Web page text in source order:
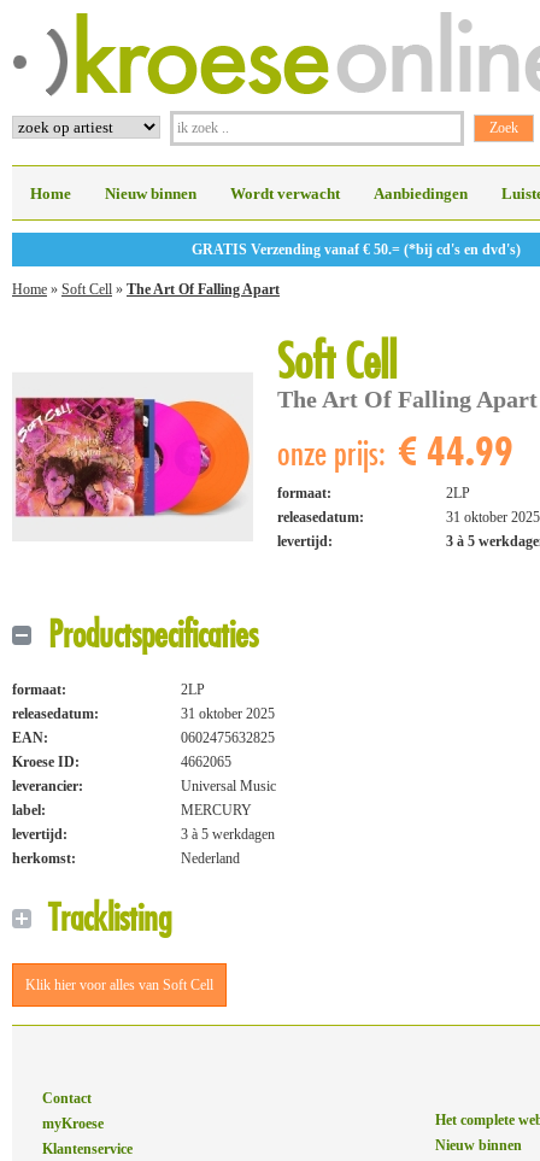
Home Nieuw binnen Wordt verwacht Aanbiedingen
GRATIS Verzending vanaf € 50.= (*bij cd's en dvd's)
Home » Soft Cell » The Art Of Falling Apart
Soft Cell
The Art Of Falling Apart
onze prijs: € 44.99
formaat:
2LP
releasedatum:
31 oktober 2025
levertijd:
3 à 5
Productspecificaties
formaat:
2LP
releasedatum:
31 oktober 2025
EAN:
0602475632825
Kroese ID:
4662065
leverancier:
Universal Music
label:
MERCURY
levertijd:
3 à 5 werkdagen
herkomst:
Nederland
Tracklisting
Klik hier voor alles van Soft Cell
Contact
myKroese
Klantenservice
Het complete
Nieuw binnen